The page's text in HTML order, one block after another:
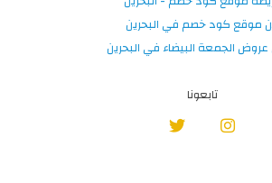
موقع كود خصم في البحرين
الجمعة البيضاء في البحرين
تابعونا